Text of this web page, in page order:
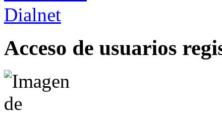
Acceso de usuarios